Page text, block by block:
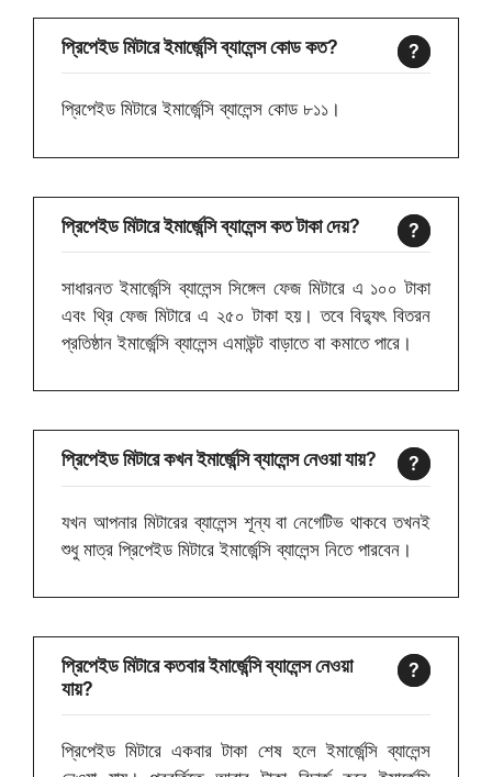
প্রিপেইড মিটারে ইমার্জেন্সি ব্যালেন্স কোড কত?
প্রিপেইড মিটারে ইমার্জেন্সি ব্যালেন্স কোড ৮১১।
প্রিপেইড মিটারে ইমার্জেন্সি ব্যালেন্স কত টাকা দেয়?
সাধারনত ইমার্জেন্সি ব্যালেন্স সিঙ্গেল ফেজ মিটারে এ ১০০ টাকা
এবং থ্রি ফেজ মিটারে এ ২৫০ টাকা হয়। তবে বিদ্যুৎ বিতরন
প্রতিষ্ঠান ইমার্জেন্সি ব্যালেন্স এমাউন্ট বাড়াতে বা কমাতে পারে।
প্রিপেইড মিটারে কখন ইমার্জেন্সি ব্যালেন্স নেওয়া যায়?
যখন আপনার মিটারের ব্যালেন্স শূন্য বা নেগেটিভ থাকবে তখনই
শুধু মাত্র প্রিপেইড মিটারে ইমার্জেন্সি ব্যালেন্স নিতে পারবেন।
প্রিপেইড মিটারে কতবার ইমার্জেন্সি ব্যালেন্স নেওয়া
যায়?
প্রিপেইড মিটারে একবার টাকা শেষ হলে ইমার্জেন্সি ব্যালেন্স